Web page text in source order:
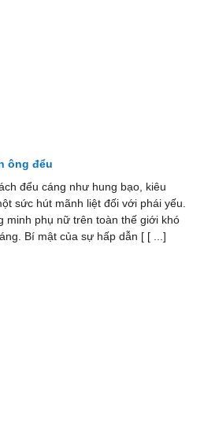
ông đểu
đểu cáng như hung bạo, kiêu
sức hút mãnh liệt đối với phái yếu.
minh phụ nữ trên toàn thế giới khó
Bí mật của sự hấp dẫn [ [ ...]